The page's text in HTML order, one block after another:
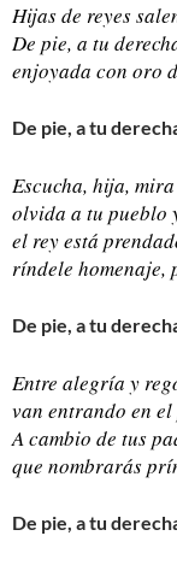
Hijas de reyes
De pie, a tu
enjoyada con oro
De pie, a tu
Escucha, hija,
olvida a tu pueblo
el rey está
ríndele homenaje,
De pie, a tu
Entre alegría y
van entrando en
A cambio de tus
que nombrarás
De pie, a tu